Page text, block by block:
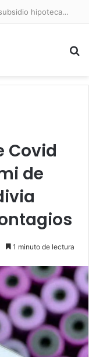
Diputado Sabat celebra ampliación del subsidio hipotecario con viviendas de hasta 6.000 UF
Covid
de
1 minuto de lectura